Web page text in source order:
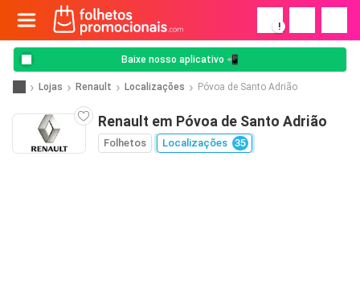
!
Baixe nosso aplicativo 📲
Lojas Renault Localizações Póvoa de Santo Adrião
Renault em Póvoa de Santo Adrião
Folhetos Localizações 35